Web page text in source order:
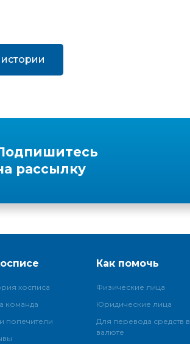
рассылку
хосписа
команда
попечители
Как помочь
Физические лица
Юридические лица
Для перевода средств в
валюте